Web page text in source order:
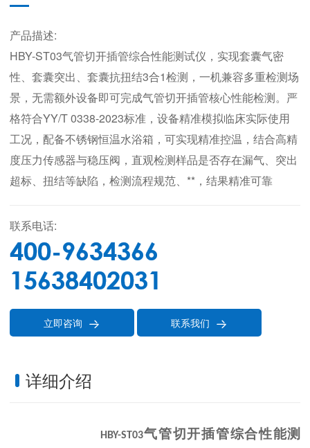
产品描述:
HBY-ST03气管切开插管综合性能测试仪，实现套囊气密
性、套囊突出、套囊抗扭结3合1检测，一机兼容多重检测场
景，无需额外设备即可完成气管切开插管核心性能检测。严
格符合YY/T 0338-2023标准，设备精准模拟临床实际使用
工况，配备不锈钢恒温水浴箱，可实现精准控温，结合高精
度压力传感器与稳压阀，直观检测样品是否存在漏气、突出
超标、扭结等缺陷，检测流程规范、**，结果精准可靠
联系电话:
400-9634366
15638402031
立即咨询  联系我们 
详细介绍
HBY-ST03气管切开插管综合性能测